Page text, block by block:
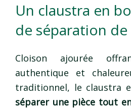
Un claustra en
de séparation de
Cloison ajourée
authentique et
traditionnel, le claustra
séparer une pièce tout